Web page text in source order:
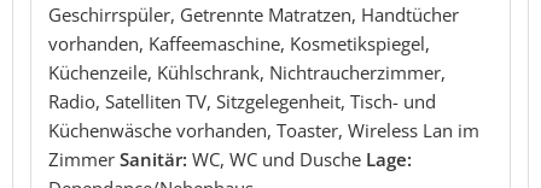
Geschirrspüler, Getrennte Matratzen, Handtücher
vorhanden, Kaffeemaschine, Kosmetikspiegel,
Küchenzeile, Kühlschrank, Nichtraucherzimmer,
Radio, Satelliten TV, Sitzgelegenheit, Tisch- und
Küchenwäsche vorhanden, Toaster, Wireless Lan im
Zimmer Sanitär: WC, WC und Dusche Lage: